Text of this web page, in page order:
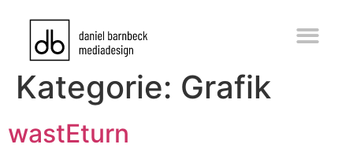
Kategorie: Grafik
wastEturn